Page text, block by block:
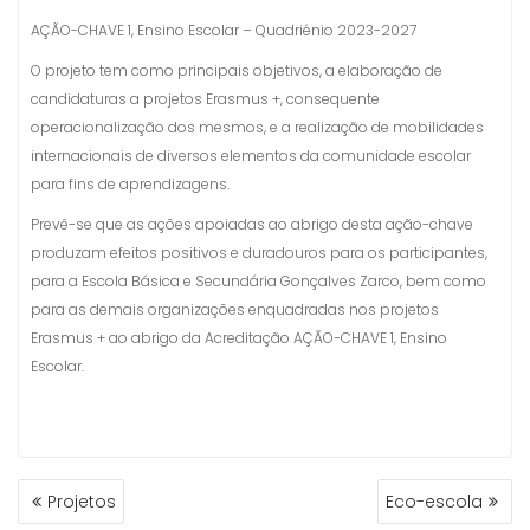
AÇÃO-CHAVE 1, Ensino Escolar – Quadriénio 2023-2027
O projeto tem como principais objetivos, a elaboração de
candidaturas a projetos Erasmus +, consequente
operacionalização dos mesmos, e a realização de mobilidades
internacionais de diversos elementos da comunidade escolar
para fins de aprendizagens.
Prevê-se que as ações apoiadas ao abrigo desta ação-chave
produzam efeitos positivos e duradouros para os participantes,
para a Escola Básica e Secundária Gonçalves Zarco, bem como
para as demais organizações enquadradas nos projetos
Erasmus + ao abrigo da Acreditação AÇÃO-CHAVE 1, Ensino
Escolar.
POST
NAVIGATION
Projetos Eco-escola